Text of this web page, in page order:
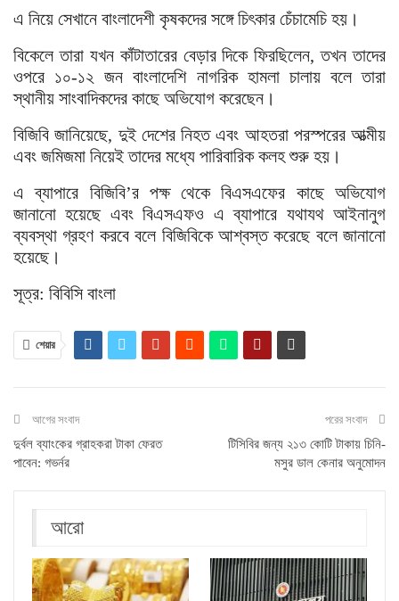
এ নিয়ে সেখানে বাংলাদেশী কৃষকদের সঙ্গে চিৎকার চেঁচামেচি হয়।
বিকেলে তারা যখন কাঁটাতারের বেড়ার দিকে ফিরছিলেন, তখন তাদের
ওপরে ১০-১২ জন বাংলাদেশি নাগরিক হামলা চালায় বলে তারা
স্থানীয় সাংবাদিকদের কাছে অভিযোগ করেছেন।
বিজিবি জানিয়েছে, দুই দেশের নিহত এবং আহতরা পরস্পরের আত্মীয়
এবং জমিজমা নিয়েই তাদের মধ্যে পারিবারিক কলহ শুরু হয়।
এ ব্যাপারে বিজিবি’র পক্ষ থেকে বিএসএফের কাছে অভিযোগ
জানানো হয়েছে এবং বিএসএফও এ ব্যাপারে যথাযথ আইনানুগ
ব্যবস্থা গ্রহণ করবে বলে বিজিবিকে আশ্বস্ত করেছে বলে জানানো
হয়েছে।
সূত্র: বিবিসি বাংলা
শেয়ার
আগের সংবাদ
দুর্বল ব্যাংকের গ্রাহকরা টাকা ফেরত
পাবেন: গভর্নর
পরের সংবাদ
টিসিবির জন্য ২১৩ কোটি টাকায় চিনি-
মসুর ডাল কেনার অনুমোদন
আরো